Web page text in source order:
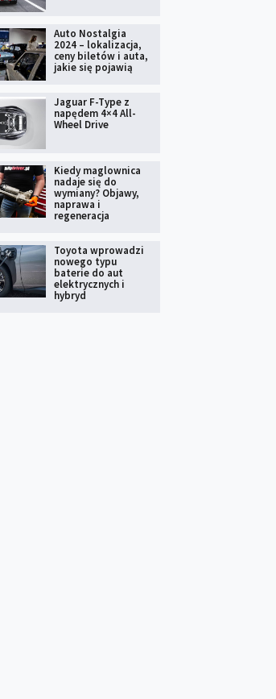
Auto Nostalgia
2024 – lokalizacja,
ceny biletów i auta,
jakie się pojawią
Jaguar F-Type z
napędem 4×4 All-
Wheel Drive
Kiedy maglownica
nadaje się do
wymiany? Objawy,
naprawa i
regeneracja
Toyota wprowadzi
nowego typu
baterie do aut
elektrycznych i
hybryd